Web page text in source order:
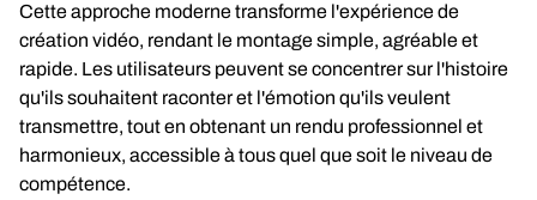
Cette approche moderne transforme l'expérience de
création vidéo, rendant le montage simple, agréable et
rapide. Les utilisateurs peuvent se concentrer sur l'histoire
qu'ils souhaitent raconter et l'émotion qu'ils veulent
transmettre, tout en obtenant un rendu professionnel et
harmonieux, accessible à tous quel que soit le niveau de
compétence.